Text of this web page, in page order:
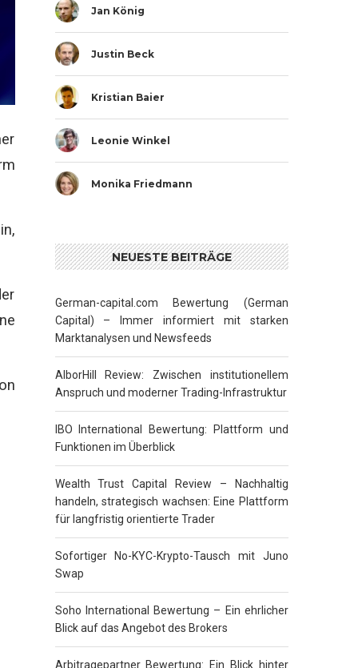
Jan König
Justin Beck
Kristian Baier
Leonie Winkel
Monika Friedmann
NEUESTE BEITRÄGE
German-capital.com Bewertung (German
Capital) – Immer informiert mit starken
Marktanalysen und Newsfeeds
AlborHill Review: Zwischen institutionellem
Anspruch und moderner Trading-Infrastruktur
IBO International Bewertung: Plattform und
Funktionen im Überblick
Wealth Trust Capital Review – Nachhaltig
handeln, strategisch wachsen: Eine Plattform
für langfristig orientierte Trader
Sofortiger No-KYC-Krypto-Tausch mit Juno
Swap
Soho International Bewertung – Ein ehrlicher
Blick auf das Angebot des Brokers
Arbitragepartner Bewertung: Ein Blick hinter